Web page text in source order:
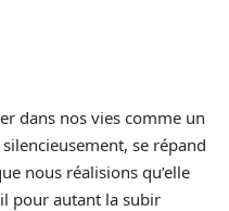
dans nos vies comme un
se répand
nous réalisions qu’elle
pour autant la subir